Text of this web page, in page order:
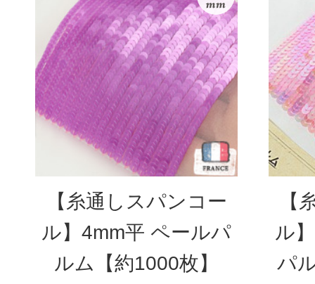
【糸通しスパンコー
ル】4mm平 ペールパ
ルム【約1000枚】
【
ル
パ